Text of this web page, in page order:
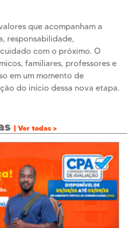
que acompanham a
responsabilidade,
com o próximo. O
familiares, professores e
em um momento de
do início dessa nova etapa.
| Ver todas >